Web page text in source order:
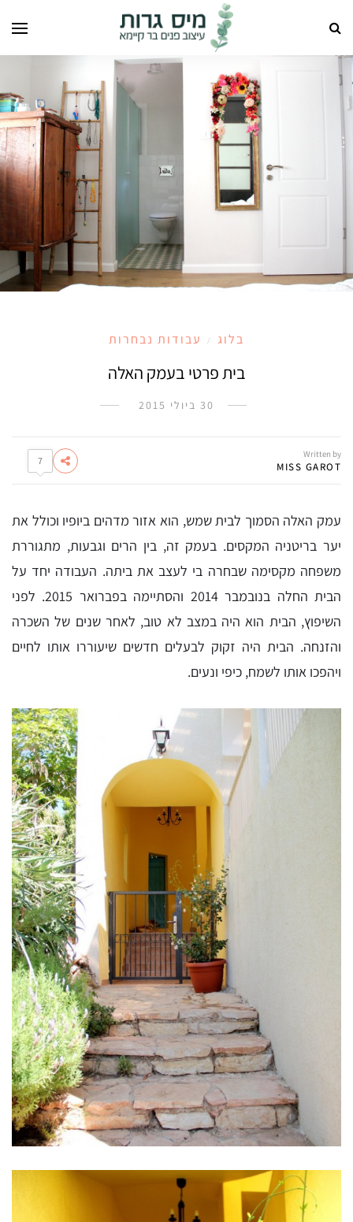
בלוג / עבודות נבחרות
בית פרטי בעמק האלה
30 ביולי 2015
Written by
MISS GAROT
7
עמק האלה הסמוך לבית שמש, הוא אזור מדהים ביופיו וכולל את
יער בריטניה המקסים. בעמק זה, בין הרים וגבעות, מתגוררת
משפחה מקסימה שבחרה בי לעצב את ביתה. העבודה יחד על
הבית החלה בנובמבר 2014 והסתיימה בפברואר 2015. לפני
השיפוץ, הבית הוא היה במצב לא טוב, לאחר שנים של השכרה
והזנחה. הבית היה זקוק לבעלים חדשים שיעוררו אותו לחיים
ויהפכו אותו לשמח, כיפי ונעים.